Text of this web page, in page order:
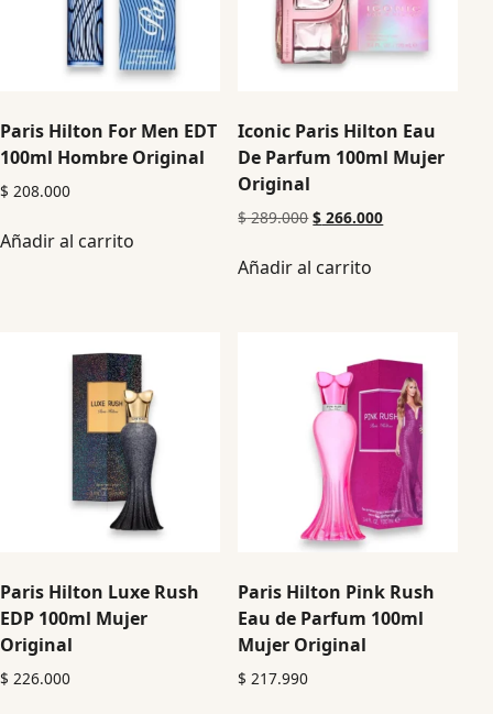
Paris Hilton For Men EDT
100ml Hombre Original
$ 208.000
Añadir al carrito
Iconic Paris Hilton Eau
De Parfum 100ml Mujer
Original
$289.000 $ 266.000
Añadir al carrito
Paris Hilton Luxe Rush
EDP 100ml Mujer
Original
$ 226.000
Paris Hilton Pink Rush
Eau de Parfum 100ml
Mujer Original
$ 217.990